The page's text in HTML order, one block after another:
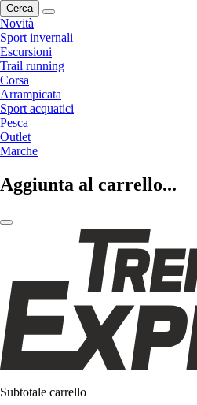
Cerca
Novità
Sport invernali
Escursioni
Trail running
Corsa
Arrampicata
Sport acquatici
Pesca
Outlet
Marche
Aggiunta al carrello...
Subtotale carrello